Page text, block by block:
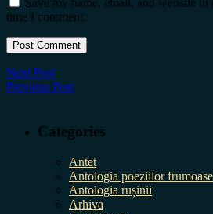
Save my name, email, and website
time I comment.
Next Post
Previous Post
Categories
Antet
Antologia poeziilor frumoase
Antologia rușinii
Arhiva